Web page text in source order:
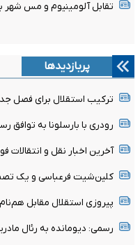
تقابل آلومینیوم و مس شهر
پربازدیدها
ترکیب استقلال برای فصل
رودری با بارسلونا به توافق
آخرین اخبار نقل و انتقالات
کلین‌شیت فرعباسی و یک
پیروزی استقلال مقابل
رسمی: دیومانده به رئال